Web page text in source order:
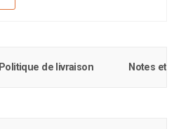
Politique de livraison Notes et